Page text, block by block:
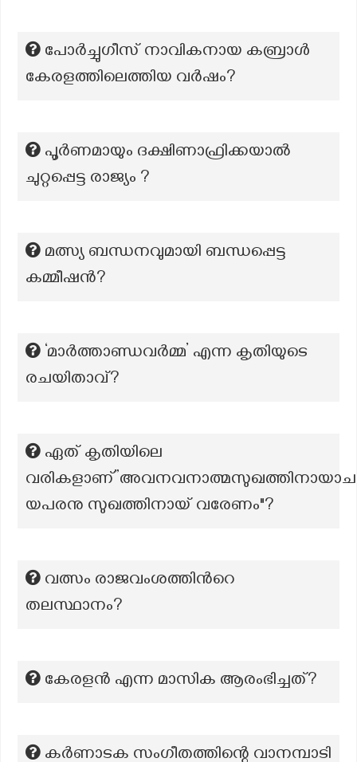
പോർച്ചുഗീസ് നാവികനായ കബ്രാൾ
കേരളത്തിലെത്തിയ വർഷം?
പൂർണമായും ദക്ഷിണാഫ്രിക്കയാൽ
ചുറ്റപ്പെട്ട രാജ്യം ?
മത്സ്യ ബന്ധനവുമായി ബന്ധപ്പെട്ട
കമ്മീഷൻ?
‘മാർത്താണ്ഡവർമ്മ’ എന്ന കൃതിയുടെ
രചയിതാവ്?
ഏത് കൃതിയിലെ
യപരനു സുഖത്തിനായ് വരേണം"?
വത്സം രാജവംശത്തിന്‍റെ
തലസ്ഥാനം?
കേരളൻ എന്ന മാസിക ആരംഭിച്ചത്?
കർണാടക സംഗീതത്തിന്റെ വാനമ്പാടി